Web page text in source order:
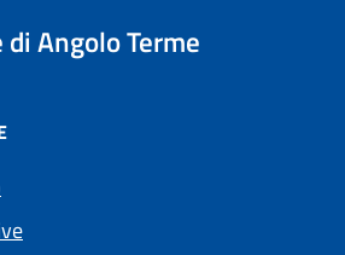
di Angolo Terme